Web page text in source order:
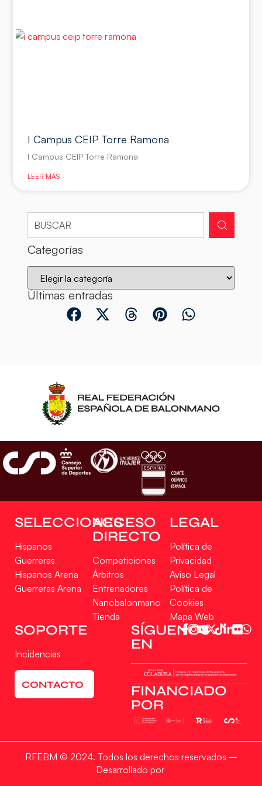
Gestionar consentimiento
Para ofrecer las mejores experiencias, utilizamos tecnologías como las cookies
para almacenar y/o acceder a la información del dispositivo. El consentimiento
de estas tecnologías nos permitirá procesar datos como el comportamiento de
navegación o las identificaciones únicas en este sitio. No consentir o retirar el
consentimiento, puede afectar negativamente a ciertas características y
funciones.
Denegar
I Campus CEIP Torre Ramona
I Campus CEIP Torre Ramona
LEER MÁS
Categorías
Últimas entradas
SELECCIONES
Hispanos
Guerreras
Hispanos Arena
Guerreras Arena
ACCESO
DIRECTO
Competiciones
Árbitros
Entrenadores
Nanobalonmano
Tienda
LEGAL
Política de
Privacidad
Aviso Legal
Política de
Cookies
Mapa Web
SOPORTE
Incidencias
CONTACTO
SÍGUENOS
EN
FINANCIADO
POR
RFEBM © 2024. Todos los derechos reservados –
Desarrollado por